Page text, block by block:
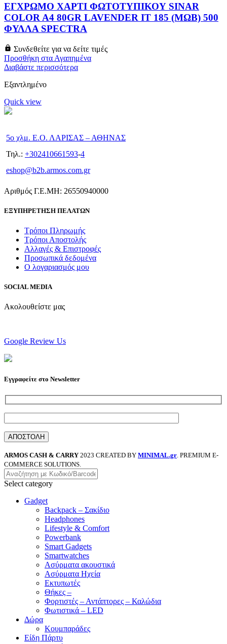
ΕΓΧΡΩΜΟ ΧΑΡΤΙ ΦΩΤΟΤΥΠΙΚΟΥ SINAR
COLOR A4 80GR LAVENDER IT 185 (ΜΩΒ) 500
ΦΥΛΛΑ SPECTRA
Συνδεθείτε για να δείτε τιμές
Προσθήκη στα Αγαπημένα
Διαβάστε περισσότερα
Εξαντλημένο
Quick view
5ο χλμ. Ε.Ο. ΛΑΡΙΣΑΣ – ΑΘΗΝΑΣ
Τηλ.: +302410661593-4
eshop@b2b.armos.com.gr
Αριθμός Γ.Ε.ΜΗ: 26550940000
ΕΞΥΠΗΡΕΤΗΣΗ ΠΕΛΑΤΩΝ
Τρόποι Πληρωμής
Τρόποι Αποστολής
Αλλαγές & Επιστροφές
Προσωπικά δεδομένα
Ο λογαριασμός μου
SOCIAL MEDIA
Ακολουθείστε μας
Google Review Us
Εγγραφείτε στο Newsletter
ARMOS CASH & CARRY 2023 CREATED BY MINIMAL.gr. PREMIUM E-
COMMERCE SOLUTIONS.
Select category
Gadget
Backpack – Σακίδιο
Headphones
Lifestyle & Comfort
Powerbank
Smart Gadgets
Smartwatches
Ασύρματα ακουστικά
Ασύρματα Ηχεία
Εκτυπωτές
Θήκες –
Φορτιστές – Αντάπτορες – Καλώδια
Φωτιστικά – LED
Δώρα
Κουμπαράδες
Είδη Πάρτυ